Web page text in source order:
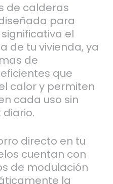
de calderas
para
el
de tu vivienda, ya
de
que
calor y permiten
cada uso sin
directo en tu
cuentan con
de modulación
la